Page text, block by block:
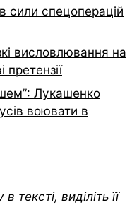
сили спецоперацій
висловлювання на
Лукашенко
воювати в
виділіть її